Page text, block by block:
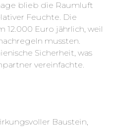
blieb die Raumluft
Feuchte. Die
12.000 Euro jährlich, weil
mussten.
Sicherheit, was
vereinfachte.
Baustein,